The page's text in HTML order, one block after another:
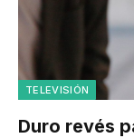
TELEVISIÓN
Duro revés